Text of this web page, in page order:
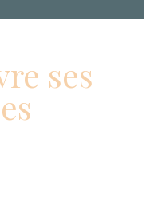
ses